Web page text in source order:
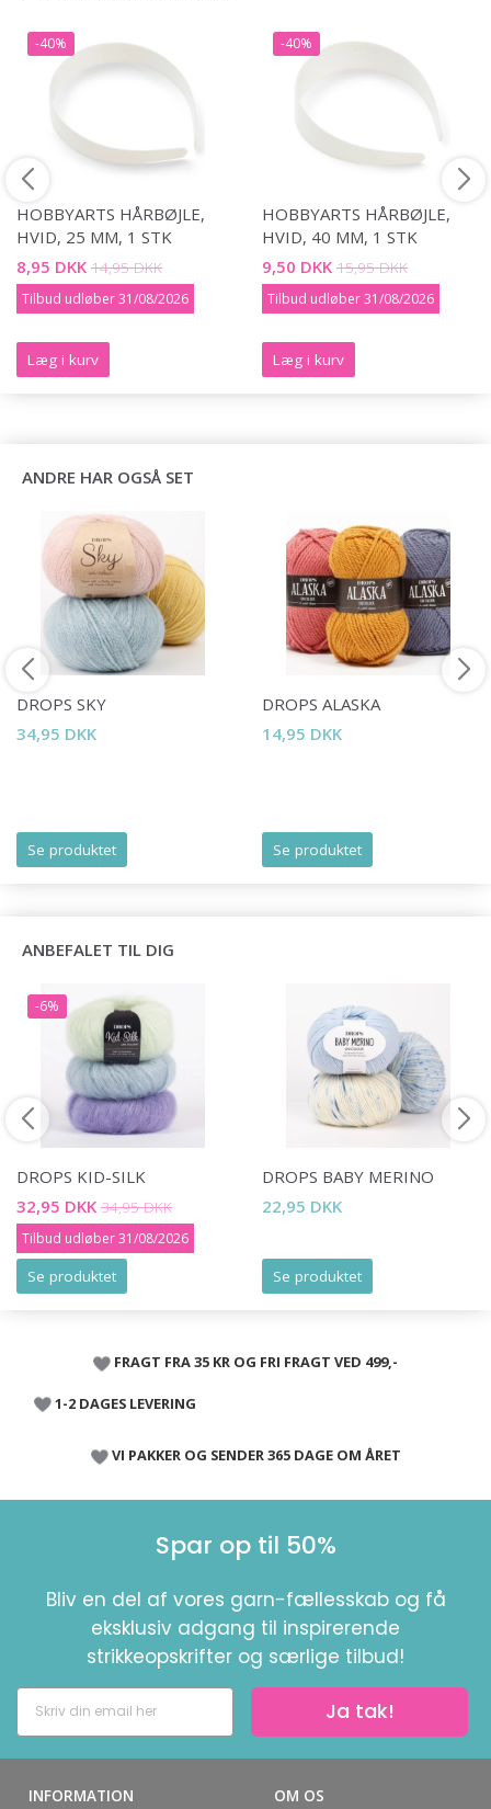
-40%
HOBBYARTS HÅRBØJLE,
HVID, 25 MM, 1 STK
8,95 DKK 14,95 DKK
Tilbud udløber 31/08/2026
Læg i kurv
-40%
HOBBYARTS HÅRBØJLE,
HVID, 40 MM, 1 STK
9,50 DKK 15,95 DKK
Tilbud udløber 31/08/2026
Læg i kurv
ANDRE HAR OGSÅ SET
DROPS SKY
34,95 DKK
Se produktet
DROPS ALASKA
14,95 DKK
Se produktet
ANBEFALET TIL DIG
-6%
DROPS KID-SILK
32,95 DKK 34,95 DKK
Tilbud udløber 31/08/2026
Se produktet
DROPS BABY MERINO
22,95 DKK
Se produktet
FRAGT FRA 35 KR OG FRI FRAGT VED 499,-
1-2 DAGES LEVERING
VI PAKKER OG SENDER 365 DAGE OM ÅRET
Spar op til 50%
Bliv en del af vores garn-fællesskab og få
eksklusiv adgang til inspirerende
strikkeopskrifter og særlige tilbud!
Ja tak!
INFORMATION OM OS
Spar op til 50%
Bliv en del af vores garn-fællesskab